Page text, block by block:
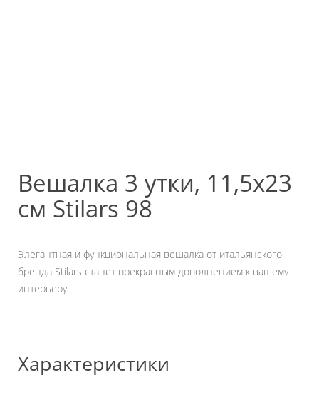
Вешалка 3 утки, 11,5х23
см Stilars 98
Элегантная и функциональная вешалка от итальянского
бренда Stilars станет прекрасным дополнением к вашему
интерьеру.
Характеристики